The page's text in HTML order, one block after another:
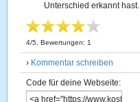
Unterschied erkannt hast.
4/5 , Bewertungen: 1
› Kommentar schreiben
Code für deine Webseite: